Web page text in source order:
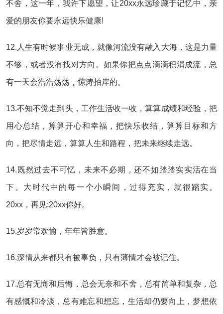
不舍，这一年，我许下愿望，让20xx永远珍藏于记忆中，亲
爱的朋友你要永远快乐健康!
12.人生有时候事业无成，就像河流没有融入大海，这是力量
不够，或者没有找对方向。如果你把点点滴滴积涓成流，总
有一天会浩浩荡荡，惊涛拍岸的。
13.不知不觉走到头，工作生活收一收，算算成绩和经验，把
用心总结，算算开心和幸福，把快乐收结，算算目标和方
向，把尽情走远，算算人生和路程，把未来继续走远。
14.既然过去不可忆，未来不必期，还不如踏踏实实活在当
下。大时代中的每一个小瞬间，过得充实，就很踏实。
20xx，再见;20xx你好。
15.岁岁常欢愉，年年皆胜意。
16.深情从来都只有被辜负，只有薄情才会被记住。
17.总有无悔和后悔，总会无奈和不舍，总有简单和复杂，总
有感慨和冷淡，总有难忘和想忘，生活却仍要向上，梦想依